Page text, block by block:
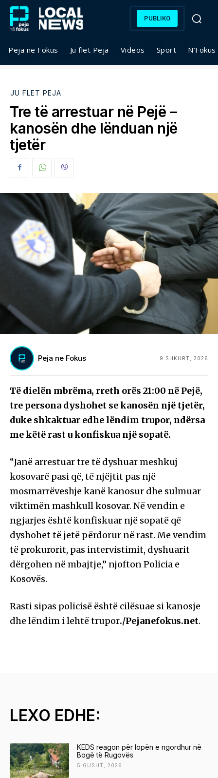
PUBLIKO
Peja në Fokus Ju flet Peja Videos Sport
JU FLET PEJA
Tre të arrestuar në Pejë –
kanosën dhe lënduan një
tjetër
Peja ne Fokus 9 SHKURT, 2026
Të dielën mbrëma, rreth orës 21:00 në Pejë,
tre persona dyshohet se kanosën një tjetër,
duke shkaktuar edhe lëndim trupor, ndërsa
me këtë rast u konfiskua një sopatë.
“Janë arrestuar tre të dyshuar meshkuj
kosovarë pasi që, të njëjtit pas një
mosmarrëveshje kanë kanosur dhe sulmuar
viktimën mashkull kosovar. Në vendin e
ngjarjes është konfiskuar një sopatë që
dyshohet të jetë përdorur në rast. Me vendim
të prokurorit, pas intervistimit, dyshuarit
dërgohen në mbajtje,” njofton Policia e
Kosovës.
Rasti sipas policisë është cilësuae si kanosje
dhe lëndim i lehtë trupor./Pejanefokus.net.
LEXO EDHE:
KEDS reagon për lopën e ngordhur në
Bogë të Rugovës
5 GUSHT, 2026